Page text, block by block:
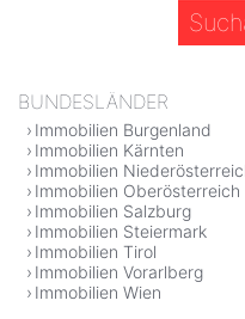
BUNDESLÄNDER
Immobilien Burgenland
Immobilien Kärnten
Immobilien
Immobilien Oberösterreich
Immobilien Salzburg
Immobilien Steiermark
Immobilien Tirol
Immobilien Vorarlberg
Immobilien Wien